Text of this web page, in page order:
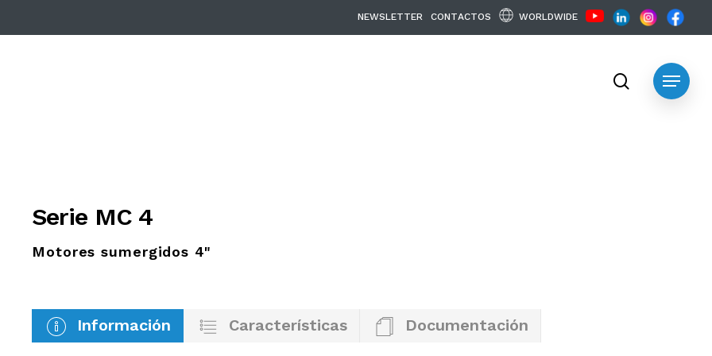
NEWSLETTER CONTACTOS WORLDWIDE
Menu
search
Serie MC 4
Motores sumergidos 4"
Información Características Documentación